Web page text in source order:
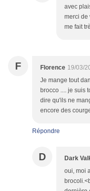
avec
merci de
me fait
F Florence 19/03/
Je mange tout
brocco .... je suis
dire qu'ils ne
encore des
Répondre
D Dark
oui, moi